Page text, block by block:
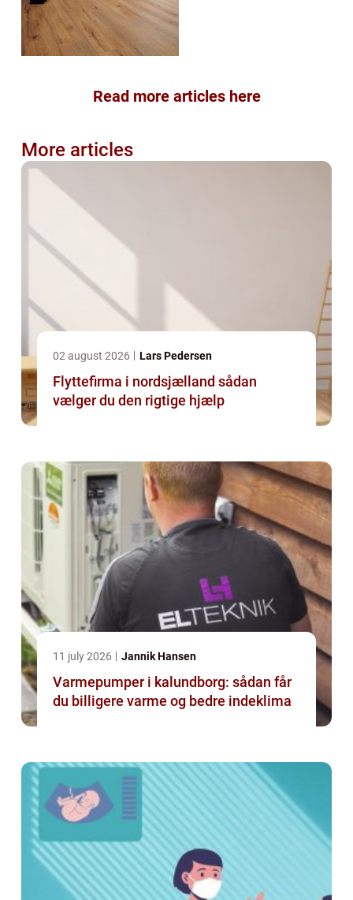
Read more articles here
More articles
02 august 2026 Lars Pedersen
Flyttefirma i nordsjælland sådan
vælger du den rigtige hjælp
11 july 2026 Jannik Hansen
Varmepumper i kalundborg: sådan får
du billigere varme og bedre indeklima